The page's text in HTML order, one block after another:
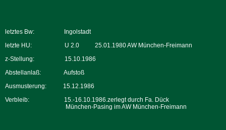
letztes Bw:
Ingolstadt
letzte HU:
U 2.0
25.01.1980 AW München-Freimann
z-Stellung:
15.10.1986
Abstellanlaß:
Aufstoß
Ausmusterung:
15.12.1986
Verbleib:
15.-16.10.1986.zerlegt durch Fa. Dück
München-Pasing im AW München-Freimann